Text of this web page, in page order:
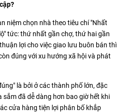
niệm chọn nhà theo tiêu chí "Nhất
tức: thứ nhất gần chợ, thứ hai gần
lợi cho việc giao lưu buôn bán thì
đúng với xu hướng xã hội và phát
là bởi ở các thành phố lớn, đặc
sắm đã dễ dàng hơn bao giờ hết khi
cửa hàng tiện lợi phân bố khắp